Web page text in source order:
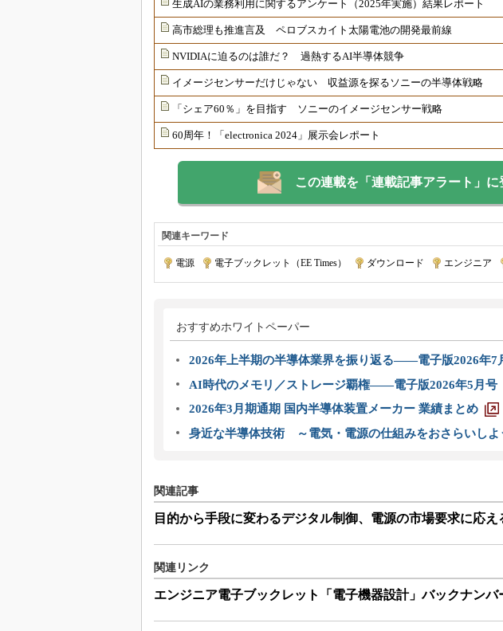
生成AIの業務利用に関するアンケート（2025年実施）結果レポート
高市総理も推進言及 ペロブスカイト太陽電池の開発最前線
NVIDIAに迫るのは誰だ？ 過熱するAI半導体競争
イメージセンサーだけじゃない 収益源を探るソニーの半導体戦略
「シェア60％」を目指す ソニーのイメージセンサー戦略
60周年！「electronica 2024」展示会レポート
この連載を「連載記事アラート」に
関連キーワード
電源 電子ブックレット（EE Times） ダウンロード エンジニア
おすすめホワイトペーパー
2026年上半期の半導体業界を振り返る――電子版2026年7
AI時代のメモリ／ストレージ覇権――電子版2026年5月号
2026年3月期通期 国内半導体装置メーカー 業績まとめ
身近な半導体技術 ～電気・電源の仕組みをおさらいしよ
関連記事
目的から手段に変わるデジタル制御、電源の市場要求に応え
関連リンク
エンジニア電子ブックレット「電子機器設計」バックナンバ